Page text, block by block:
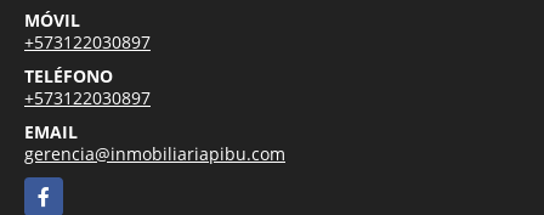
MÓVIL
+573122030897
TELÉFONO
+573122030897
EMAIL
gerencia@inmobiliariapibu.com
Facebook